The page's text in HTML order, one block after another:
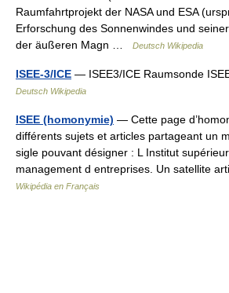
Raumfahrtprojekt der NASA und ESA
Erforschung des Sonnenwindes und
der äußeren Magn …
Deutsch Wikipedia
ISEE-3/ICE — ISEE3/ICE Raumsonde
Deutsch Wikipedia
ISEE (homonymie) — Cette page
différents sujets et articles partageant un
sigle pouvant désigner : L Institut
management d entreprises. Un satellite
Wikipédia en Français